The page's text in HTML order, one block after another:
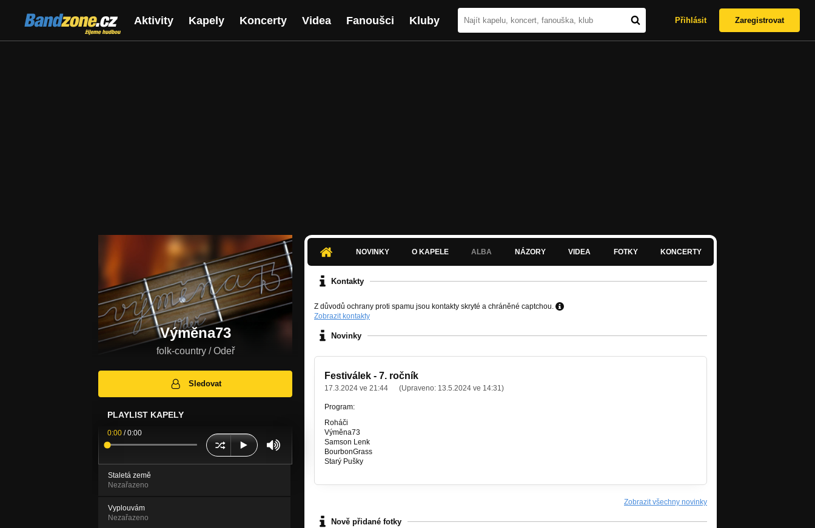
Bandzone.cz
žijeme hudbou
Aktivity Kapely Koncerty Videa Fanoušci Kluby Přihlásit Zaregistrovat
Výměna73
folk-country / Odeř
Sledovat
PLAYLIST KAPELY
0:00 /0:00
Staletá země
Nezařazeno
Vyplouvám
Nezařazeno
NOVINKY O KAPELE ALBA NÁZORY VIDEA FOTKY KONCERTY
Kontakty
Z důvodů ochrany proti spamu jsou kontakty skryté a chráněné captchou.
Zobrazit kontakty
Novinky
Festiválek - 7. ročník
17.3.2024 ve 21:44 (Upraveno: 13.5.2024 ve 14:31)
Program:
Roháči
Výměna73
Samson Lenk
BourbonGrass
Starý Pušky
Zobrazit všechny novinky
Nově přidané fotky